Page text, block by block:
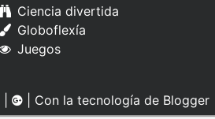
Ciencia divertida
Globoflexía
Juegos
| Con la tecnología de Blogger